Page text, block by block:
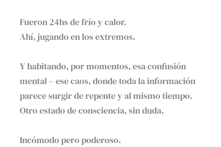
Fueron 24hs de frío y calor.⁣
Ahí, jugando en los extremos.⁣
Y habitando, por momentos, esa confusión
mental – ese caos, donde toda la información
parece surgir de repente y al mismo tiempo.⁣
Otro estado de consciencia, sin duda. ⁣
Incómodo pero poderoso.⁣